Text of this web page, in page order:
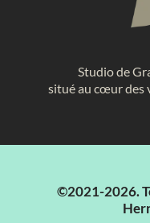
Studio de
situé au cœur des
©2021-2026.